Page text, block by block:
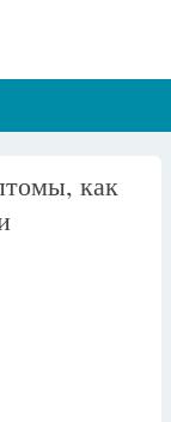
как